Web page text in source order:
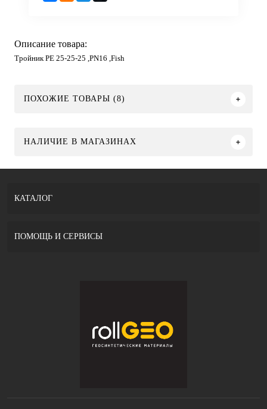
Описание товара:
Тройник PE 25-25-25 ,PN16 ,Fish
ПОХОЖИЕ ТОВАРЫ (8)
НАЛИЧИЕ В МАГАЗИНАХ
КАТАЛОГ
ПОМОЩЬ И СЕРВИСЫ